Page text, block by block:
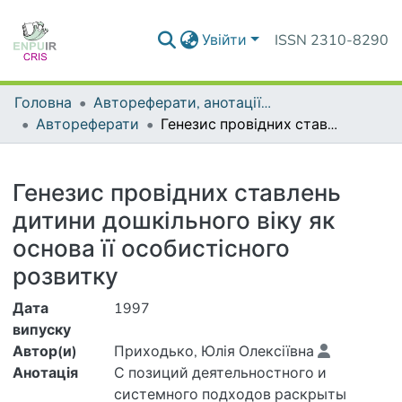
Увійти ISSN 2310-8290
Головна
Автореферати, анотації до дисертацій та дисертації
Автореферати
Генезис провідних ставлень дитини дошкільного віку як основа її особистісного розвитку
Генезис провідних ставлень
дитини дошкільного віку як
основа її особистісного
розвитку
Дата
випуску
1997
Автор(и)
Приходько, Юлія Олексіївна
Анотація
С позиций деятельностного и
системного подходов раскрыты